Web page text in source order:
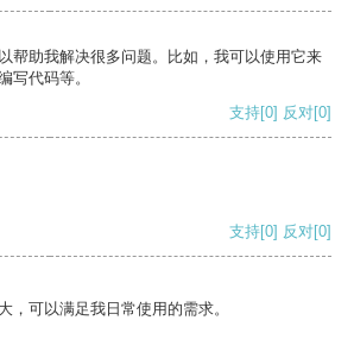
帮助我解决很多问题。比如，我可以使用它来
写代码等。
支持[0] 反对[0]
支持[0] 反对[0]
，可以满足我日常使用的需求。